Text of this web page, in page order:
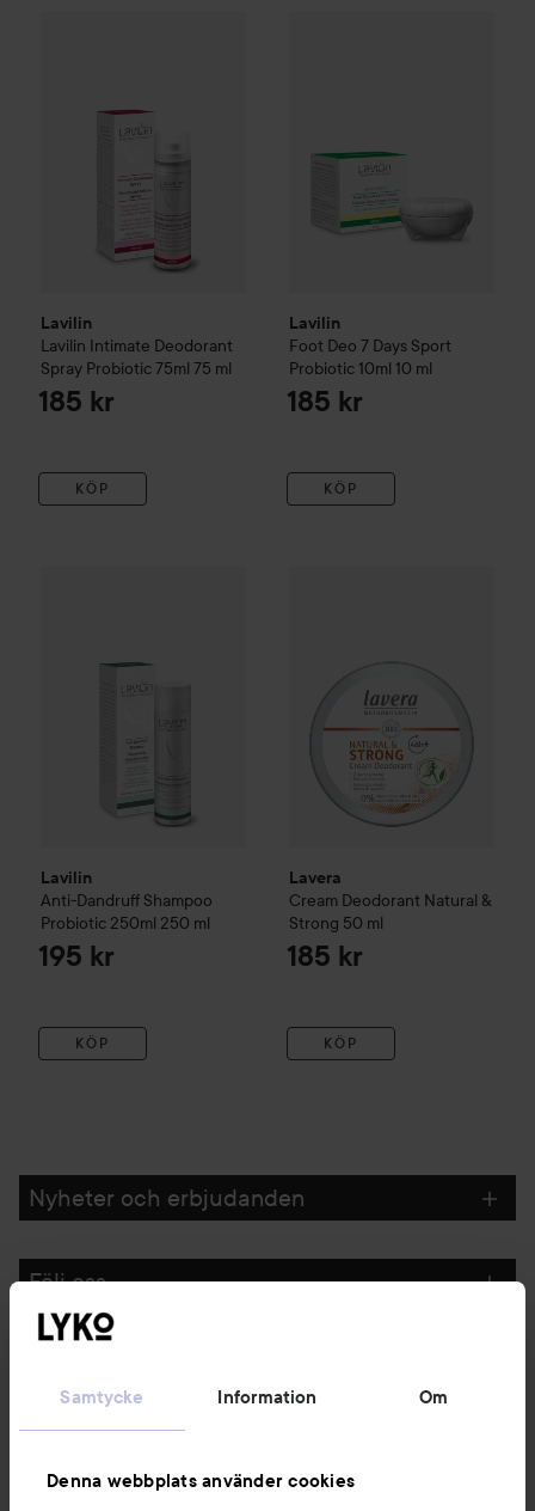
Samtycke Information Om
Denna webbplats använder cookies
Lavilin
Lavilin Intimate Deodorant
Spray Probiotic 75ml 75 ml
185 kr
KÖP
Lavilin
Foot Deo 7 Days Sport
Probiotic 10ml 10 ml
185 kr
KÖP
Lavilin
Anti-Dandruff Shampoo
Probiotic 250ml 250 ml
195 kr
KÖP
Lavera
Cream Deodorant Natural &
Strong 50 ml
185 kr
KÖP
Nyheter och erbjudanden
Följ oss